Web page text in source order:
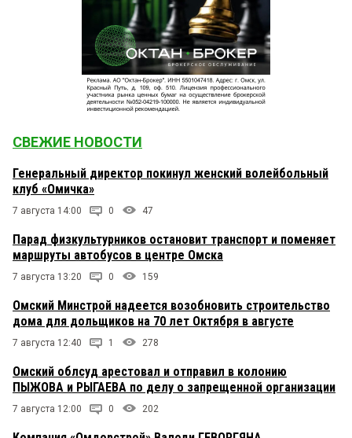
СВЕЖИЕ НОВОСТИ
Генеральный директор покинул женский волейбольный
клуб «Омичка»
7 августа 14:00 0 47
Парад физкультурников остановит транспорт и поменяет
маршруты автобусов в центре Омска
7 августа 13:20 0 159
Омский Минстрой надеется возобновить строительство
дома для дольщиков на 70 лет Октября в августе
7 августа 12:40 1 278
Омский облсуд арестовал и отправил в колонию
ПЫЖОВА и РЫГАЕВА по делу о запрещенной организации
7 августа 12:00 0 202